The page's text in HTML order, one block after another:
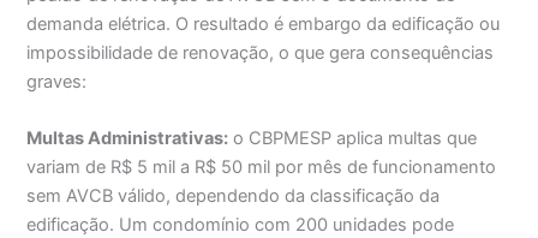
demanda elétrica. O resultado é embargo da edificação ou
impossibilidade de renovação, o que gera consequências
graves:
Multas Administrativas: o CBPMESP aplica multas que
variam de R$ 5 mil a R$ 50 mil por mês de funcionamento
sem AVCB válido, dependendo da classificação da
edificação. Um condomínio com 200 unidades pode